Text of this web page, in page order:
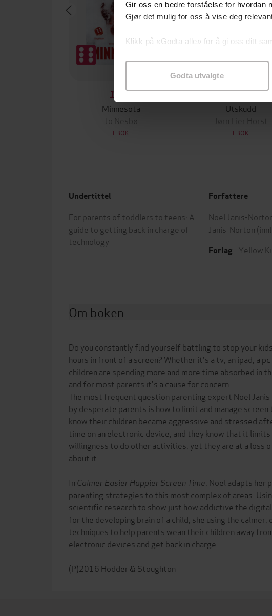
Gir oss en bedre forståelse for hvordan
Gjør det mulig for oss å vise deg
Klikk på «Godta alle» for å gi oss ditt
samtykke til spesifikke formål ved å
Godta utvalgte
199,-
Minnesota
Jo Nesbø
EBOK
349,-
Utskudd
Jørn Lier Horst
EBOK
Undertittel
For parents of toddlers to teens: A
guide to getting back in charge of
technology
Forfattere
Noël Janis-
Janis-Norton
Forlag Yellow
Om boken
Do you constantly find yourself battling to stop your
hours in front of a screen? Whether it's a tv, an ipad, a
children are spending more and more time absorbed in
and for most parents it's a cause for concern.
The most frequent question parenting expert Noel
by desperate parents is how to limit and manage screen
know their children became aggressive and stressed
time on an electronic device, and they know that it
willingness to do other activities, yet they are at a loss
about it.
In Calmer Easier Happier Screen Time , Noel adapts her
parenting strategies to this most complex of areas.
scientific research to show just how addictive the
for the developing brain of a child, she using the calmer,
techniques to help parents wean their children away
electronic devices and get back in charge.